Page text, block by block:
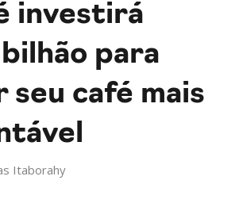
investirá
bilhão para
seu café mais
Itaborahy